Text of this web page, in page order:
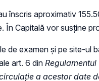
înscris aproximativ
În Capitală vor susține
de examen și pe site-ul
art. 6 din
a acestor date